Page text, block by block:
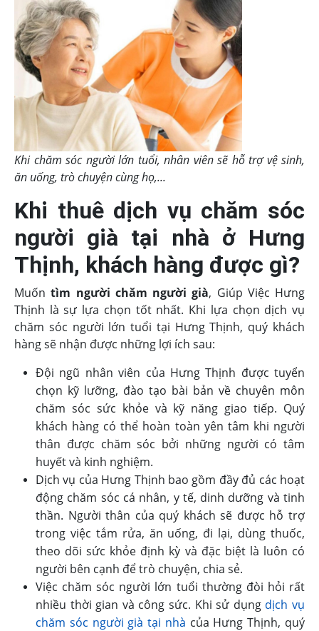
Khi chăm sóc người lớn tuổi, nhân viên sẽ hỗ trợ vệ sinh,
ăn uống, trò chuyện cùng họ,...
Khi thuê dịch vụ chăm sóc
người già tại nhà ở Hưng
Thịnh, khách hàng được gì?
Muốntìm người chăm người già, Giúp Việc Hưng
Thịnh là sự lựa chọn tốt nhất. Khi lựa chọn dịch vụ
chăm sóc người lớn tuổi tại Hưng Thịnh, quý khách
hàng sẽ nhận được những lợi ích sau:
Đội ngũ nhân viên của Hưng Thịnh được tuyển
chọn kỹ lưỡng, đào tạo bài bản về chuyên môn
chăm sóc sức khỏe và kỹ năng giao tiếp. Quý
khách hàng có thể hoàn toàn yên tâm khi người
thân được chăm sóc bởi những người có tâm
huyết và kinh nghiệm.
Dịch vụ của Hưng Thịnh bao gồm đầy đủ các hoạt
động chăm sóc cá nhân, y tế, dinh dưỡng và tinh
thần. Người thân của quý khách sẽ được hỗ trợ
trong việc tắm rửa, ăn uống, đi lại, dùng thuốc,
theo dõi sức khỏe định kỳ và đặc biệt là luôn có
người bên cạnh để trò chuyện, chia sẻ.
Việc chăm sóc người lớn tuổi thường đòi hỏi rất
nhiều thời gian và công sức. Khi sử dụng dịch vụ
chăm sóc người già tại nhà của Hưng Thịnh, quý